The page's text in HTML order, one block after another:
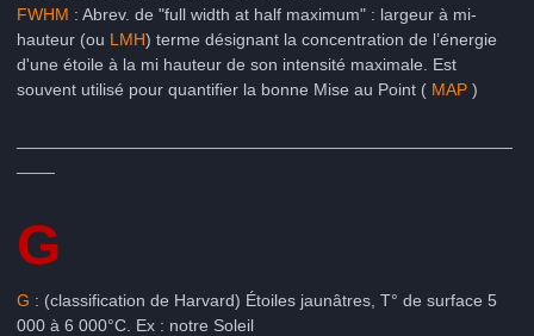
FWHM : Abrev. de "full width at half maximum" : largeur à mi-
hauteur (ou LMH) terme désignant la concentration de l’énergie
d'une étoile à la mi hauteur de son intensité maximale. Est
souvent utilisé pour quantifier la bonne Mise au Point ( MAP )
G
G : (classification de Harvard) Étoiles jaunâtres, T° de surface 5
000 à 6 000°C. Ex : notre Soleil